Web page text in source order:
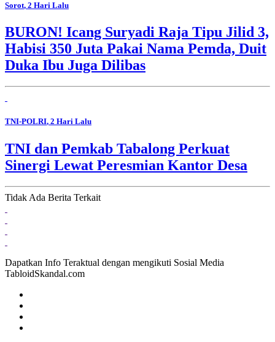
Sorot, 2 Hari Lalu
BURON! Icang Suryadi Raja Tipu Jilid 3,
Habisi 350 Juta Pakai Nama Pemda, Duit
Duka Ibu Juga Dilibas
TNI-POLRI, 2 Hari Lalu
TNI dan Pemkab Tabalong Perkuat
Sinergi Lewat Peresmian Kantor Desa
Tidak Ada Berita Terkait
Dapatkan Info Teraktual dengan mengikuti Sosial Media
TabloidSkandal.com